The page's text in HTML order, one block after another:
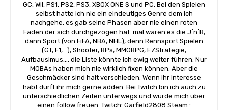
GC, WII, PS1, PS2, PS3, XBOX ONE S und PC. Bei den Spielen
selbst hatte ich nie ein eindeutiges Genre dem ich
nachgehe, es gab seine Phasen aber nie einen roten
Faden der sich durchgezogen hat. mal waren es die J´n´R,
dann Sport (von FiFA, NBA, NHL), denn Rennsport Spielen
(GT, F1,...), Shooter, RPs, MMORPG, EZStrategie,
Aufbausimus,... die Liste könnte ich ewig weiter führen. Nur
MOBAs haben mich nie wirklich fixen können. Aber die
Geschmäcker sind halt verschieden. Wenn ihr Interesse
habt dürft ihr mich gerne adden. Bei Twitch bin ich auch zu
unterschiedlichen Zeiten unterwegs und würde mich über
einen follow freuen. Twitch: Garfield2808 Steam :